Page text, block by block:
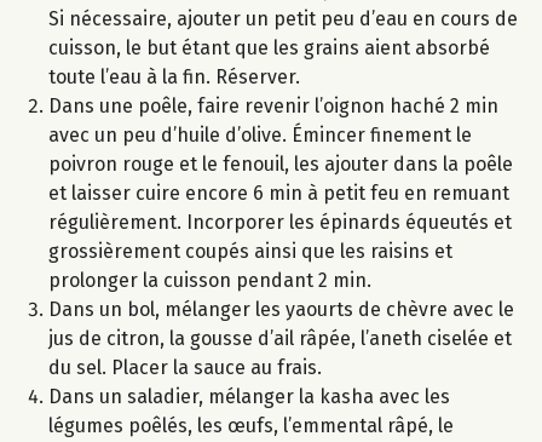
Si nécessaire, ajouter un petit peu d’eau en cours de
cuisson, le but étant que les grains aient absorbé
toute l’eau à la fin. Réserver.
Dans une poêle, faire revenir l’oignon haché 2 min
avec un peu d’huile d’olive. Émincer finement le
poivron rouge et le fenouil, les ajouter dans la poêle
et laisser cuire encore 6 min à petit feu en remuant
régulièrement. Incorporer les épinards équeutés et
grossièrement coupés ainsi que les raisins et
prolonger la cuisson pendant 2 min.
Dans un bol, mélanger les yaourts de chèvre avec le
jus de citron, la gousse d’ail râpée, l’aneth ciselée et
du sel. Placer la sauce au frais.
Dans un saladier, mélanger la kasha avec les
légumes poêlés, les œufs, l’emmental râpé, le